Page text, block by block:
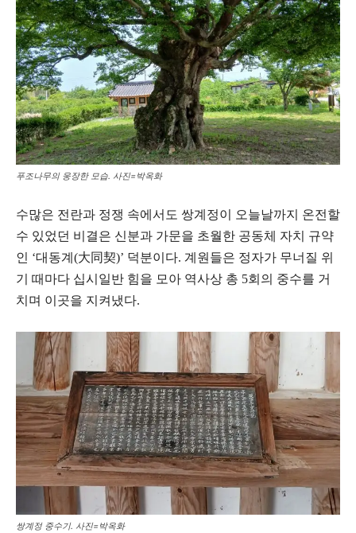
푸조나무의 웅장한 모습. 사진=박옥화
수많은 전란과 정쟁 속에서도 쌍계정이 오늘날까지 온전할
수 있었던 비결은 신분과 가문을 초월한 공동체 자치 규약
인 ‘대동계(大同契)’ 덕분이다. 계원들은 정자가 무너질 위
기 때마다 십시일반 힘을 모아 역사상 총 5회의 중수를 거
치며 이곳을 지켜냈다.
쌍계정 중수기. 사진=박옥화